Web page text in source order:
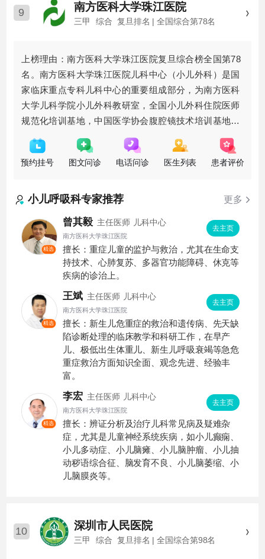
9 南方医科大学珠江医院
三甲 综合 复旦排名 | 全国综合第78名
上榜理由：南方医科大学珠江医院复旦综合榜全国第78
名。南方医科大学珠江医院儿科中心（小儿外科）是国
家临床重点专科儿科中心的重要组成部分，为南方医科
大学儿科学院小儿外科教研室，全国小儿外科住院医师
规范化培训基地，中国医学协会腹腔镜技术培训基地，
广东省医师协会及健康管理学会小儿外科分会副主任委
员单位。学科带头人杨六成
预约挂号 图文问诊 电话问诊 医生列表 患者评价
小儿呼吸科专家推荐 更多
精选
曾其毅 主任医师 儿科中心
南方医科大学珠江医院
去主页
擅长：重症儿童的监护与救治，尤其在生命支
持技术、心肺复苏、多器官功能障碍、休克等
疾病的诊治上。
精选
王斌 主任医师 儿科中心
南方医科大学珠江医院
去主页
擅长：新生儿危重症的救治和遗传病、先天缺
陷诊断处理的临床教学和科研工作，在早产
儿、极低出生体重儿、新生儿呼吸衰竭等急危
重症救治方面知识全面、观念先进、经验丰
富。
精选
李宏 主任医师 儿科中心
南方医科大学珠江医院
去主页
擅长：辨证分析及治疗儿科常见病及疑难杂
症，尤其是儿童神经系统疾病，如小儿癫痫、
小儿多动症、小儿脑瘫、小儿脑肿瘤、小儿抽
动秽语综合征、脑发育不良、小儿脑萎缩、小
儿脑膜炎等。
10 深圳市人民医院
三甲 综合 复旦排名 | 全国综合第98名